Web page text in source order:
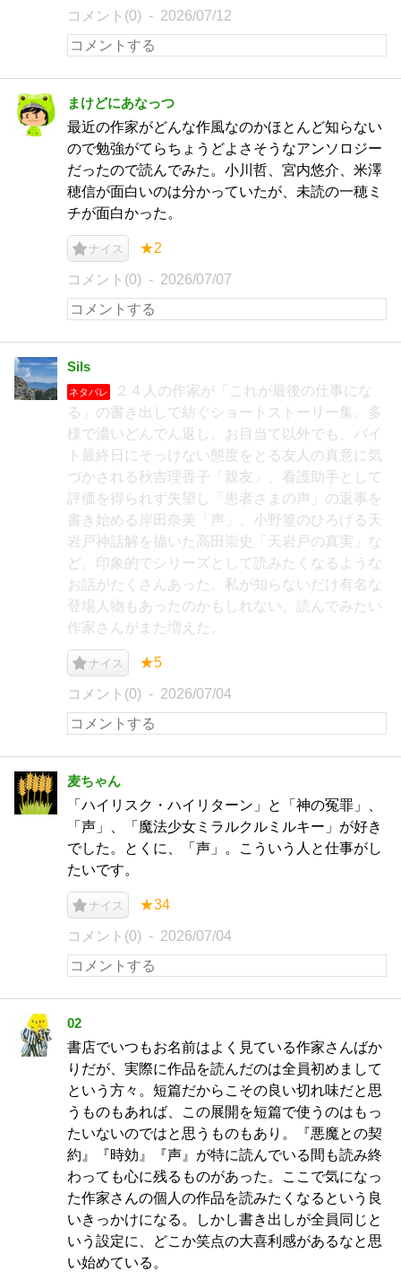
コメント(0) 2026/07/12
まけどにあなっつ
最近の作家がどんな作風なのかほとんど知らない
ので勉強がてらちょうどよさそうなアンソロジー
だったので読んでみた。小川哲、宮内悠介、米澤
穂信が面白いのは分かっていたが、未読の一穂ミ
チが面白かった。
ナイス ★2
コメント(0) 2026/07/07
Sils
ネタバレ
２４人の作家が「これが最後の仕事にな
る」の書き出しで紡ぐショートストーリー集。多
様で濃いどんでん返し。お目当て以外でも、バイ
ト最終日にそっけない態度をとる友人の真意に気
づかされる秋吉理香子「親友」、看護助手として
評価を得られず失望し「患者さまの声」の返事を
書き始める岸田奈美「声」、小野篁のひろげる天
岩戸神話解を描いた高田崇史「天岩戸の真実」な
ど、印象的でシリーズとして読みたくなるような
お話がたくさんあった。私が知らないだけ有名な
登場人物もあったのかもしれない。読んでみたい
作家さんがまた増えた。
ナイス ★5
コメント(0) 2026/07/04
麦ちゃん
「ハイリスク・ハイリターン」と「神の冤罪」、
「声」、「魔法少女ミラルクルミルキー」が好き
でした。とくに、「声」。こういう人と仕事がし
たいです。
ナイス ★34
コメント(0) 2026/07/04
02
書店でいつもお名前はよく見ている作家さんばか
りだが、実際に作品を読んだのは全員初めまして
という方々。短篇だからこその良い切れ味だと思
うものもあれば、この展開を短篇で使うのはもっ
たいないのではと思うものもあり。『悪魔との契
約』『時効』『声』が特に読んでいる間も読み終
わっても心に残るものがあった。ここで気になっ
た作家さんの個人の作品を読みたくなるという良
いきっかけになる。しかし書き出しが全員同じと
いう設定に、どこか笑点の大喜利感があるなと思
い始めている。